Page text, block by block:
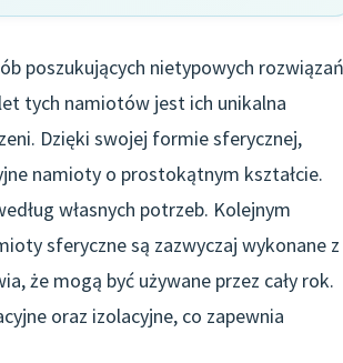
poszukujących nietypowych rozwiązań
tych namiotów jest ich unikalna
Dzięki swojej formie sferycznej,
namioty o prostokątnym kształcie.
własnych potrzeb. Kolejnym
sferyczne są zazwyczaj wykonane z
że mogą być używane przez cały rok.
oraz izolacyjne, co zapewnia